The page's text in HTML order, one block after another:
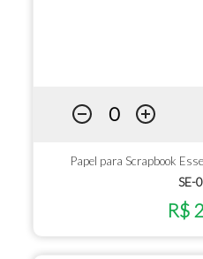
Papel para Scrapbook
SE-
R$